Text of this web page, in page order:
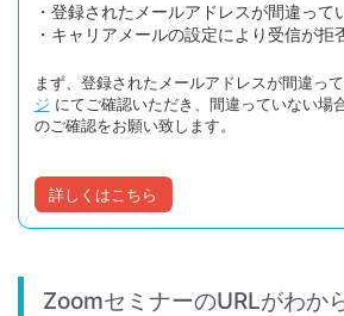
・登録されたメールアドレスが間違って
・キャリアメールの設定により受信が拒
まず、登録されたメールアドレスが間違っ
ジ にてご確認いただき、間違っていない場
のご確認をお願い致します。
詳しくはこちら
ZoomセミナーのURLがわか